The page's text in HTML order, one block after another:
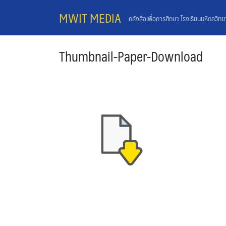
MWIT MEDIA คลังสื่อเพื่อการศึกษา โรงเรียนมหิดลวิ
Thumbnail-Paper-Download